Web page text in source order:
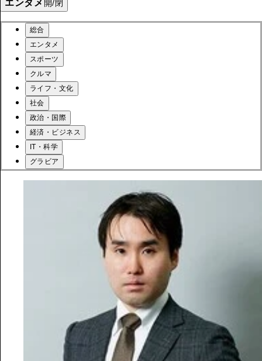
エンタメ 開/閉
総合
エンタメ
スポーツ
クルマ
ライフ・文化
社会
政治・国際
経済・ビジネス
IT・科学
グラビア